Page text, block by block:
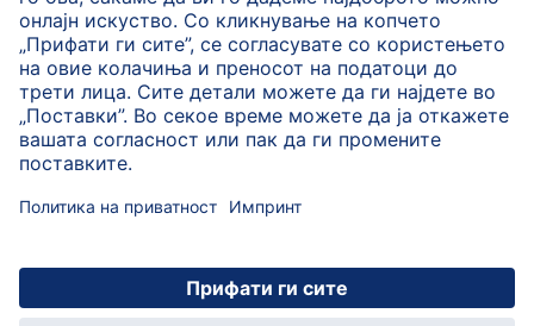
Политика на приватност
Услови на користење
Импринт
Повеќе за HiPP Контакт